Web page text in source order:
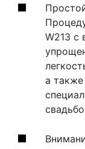
W213 с
а